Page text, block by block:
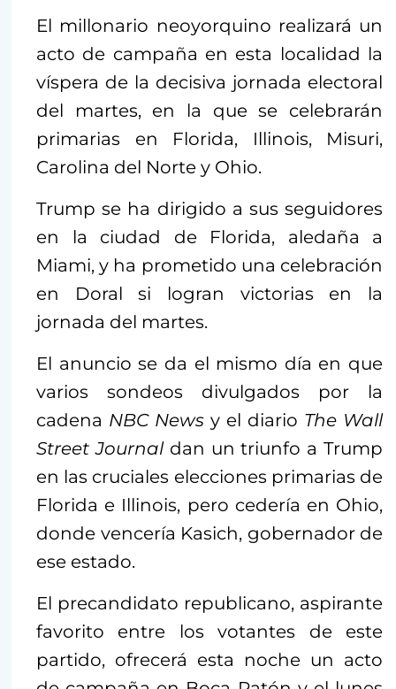
El millonario neoyorquino realizará un
acto de campaña en esta localidad la
víspera de la decisiva jornada electoral
del martes, en la que se celebrarán
primarias en Florida, Illinois, Misuri,
Carolina del Norte y Ohio.
Trump se ha dirigido a sus seguidores
en la ciudad de Florida, aledaña a
Miami, y ha prometido una celebración
en Doral si logran victorias en la
jornada del martes.
El anuncio se da el mismo día en que
varios sondeos divulgados por la
cadena NBC News y el diario The Wall
Street Journaldan un triunfo a Trump
en las cruciales elecciones primarias de
Florida e Illinois, pero cedería en Ohio,
donde vencería Kasich, gobernador de
ese estado.
El precandidato republicano, aspirante
favorito entre los votantes de este
partido, ofrecerá esta noche un acto